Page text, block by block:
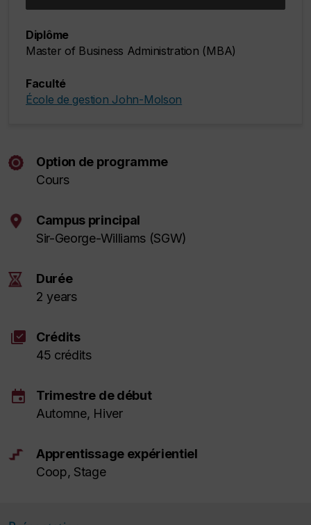
Diplôme
Master of Business Administration (MBA)
Faculté
École de gestion John-Molson
Option de programme
Cours
Campus principal
Sir-George-Williams (SGW)
Durée
2 years
library_add_check
Crédits
45 crédits
event
Trimestre de début
Automne, Hiver
Apprentissage expérientiel
Coop, Stage